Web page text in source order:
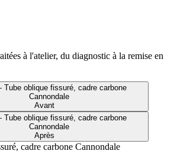
à l'atelier, du diagnostic à la remise en
Avant
Après
cadre carbone Cannondale